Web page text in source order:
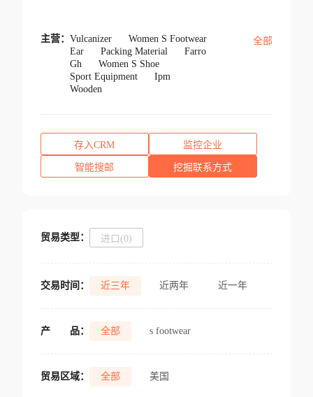
主营： Vulcanizer
Women S Footwear
Ear
Packing Material
Farro
Gh
Women S Shoe
Sport Equipment
Ipm
Wooden
全部
存入CRM 监控企业
智能搜邮 挖掘联系方式
贸易类型： 进口(0)
交易时间： 近三年 近两年 近一年
产 品： 全部 s footwear
贸易区域： 全部 美国